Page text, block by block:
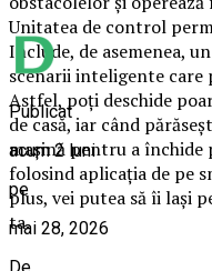
Unitatea de control
Include, de asemenea,
scenarii inteligente
Astfel, poți deschide
de casă, iar când
mașină pentru a închide
folosind aplicația de pe
plus, vei putea să îi lași
ta.
Publicat
acum 2 luni
pe
mai 28, 2026
De